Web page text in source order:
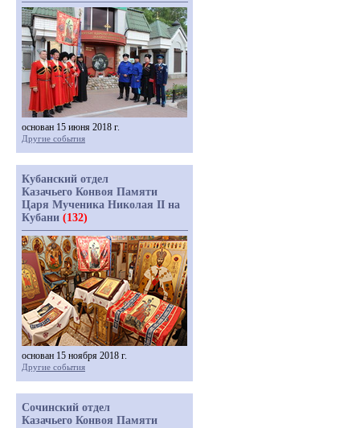
основан 15 июня 2018 г.
Другие события
Кубанский отдел
Казачьего Конвоя Памяти
Царя Мученика Николая II на
Кубани (132)
основан 15 ноября 2018 г.
Другие события
Сочинский отдел
Казачьего Конвоя Памяти